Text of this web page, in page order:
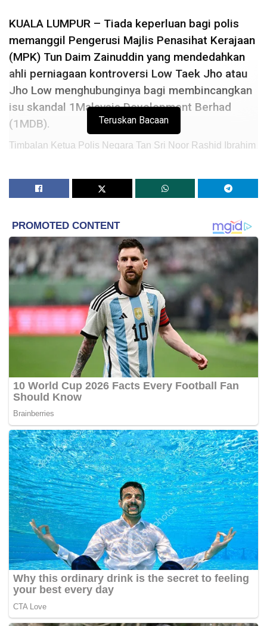
KUALA LUMPUR – Tiada keperluan bagi polis
memanggil Pengerusi Majlis Penasihat Kerajaan
(MPK) Tun Daim Zainuddin yang mendedahkan
ahli perniagaan kontroversi Low Taek Jho atau
Jho Low menghubunginya bagi membincangkan
isu skandal 1Malaysia Development Berhad
(1MDB).
Timbalan Ketua Polis Negara Tan Sri Noor Rashid Ibrahim
“Sekarang ini kami masih lagi mengumpul bukti (1MDB)
“Bagi saya tiada keperluan memanggil beliau (Tun Daim)
untuk diambil sebarang keterangan kerana ia bukan dalam
siasatan polis,” katanya dalam sidang akhbar majlis
penutup seminar jawatankuasa antarabangsa Palang
Merah di sini, hari ini.
Selain itu, Noor Rashid berkata pihaknya telah
mengemukakan notis merah kepada pihak Interpol bagi
mengesan Jho Low.
“Siasatan kes 1MDB masih diteruskan seperti biasa,”
katanya yang enggan mengulas lanjut perkembangan kes
itu.
Pada 6 Sept lepas, Daim mendedahkan Jho Low ada
menghubunginya beberapa kali bagi berhubung isu
1MDB.
Selain itu, Jho Low juga ada menghubunginya ketika
bekas Menteri Kewangan itu menggesa ahli perniagaan
berkenaan pulang ke Malaysia jika dirinya tidak bersalah
dalam skandal 1MDB.
Jho Low pernah menawarkan diri untuk membantu dalam
kes 1MDB ketika kunjungan Daim ke China pada Jun lalu,
perniagaan kontroversi itu. – BERNAMA
Teruskan Bacaan